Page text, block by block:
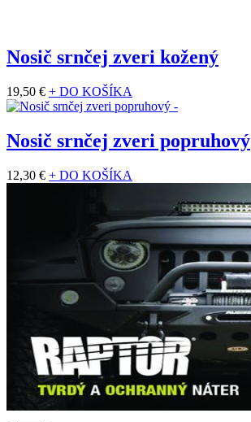
Nosič srnčej zveri kožený
19,50 € + DO KOŠÍKA
Nosič srnčej zveri popruhový
12,30 € + DO KOŠÍKA